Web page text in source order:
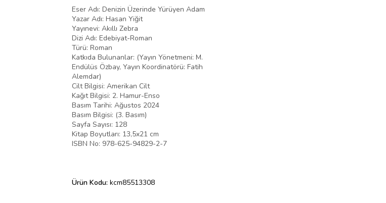
Eser Adı: Denizin Üzerinde Yürüyen Adam
Yazar Adı: Hasan Yiğit
Yayınevi: Akıllı Zebra
Dizi Adı: Edebiyat-Roman
Türü: Roman
Katkıda Bulunanlar: (Yayın Yönetmeni: M.
Endülüs Özbay, Yayın Koordinatörü: Fatih
Alemdar)
Cilt Bilgisi: Amerikan Cilt
Kağıt Bilgisi: 2. Hamur-Enso
Basım Tarihi: Ağustos 2024
Basım Bilgisi: (3. Basım)
Sayfa Sayısı: 128
Kitap Boyutları: 13,5x21 cm
ISBN No: 978-625-94829-2-7
Ürün Kodu: kcm85513308